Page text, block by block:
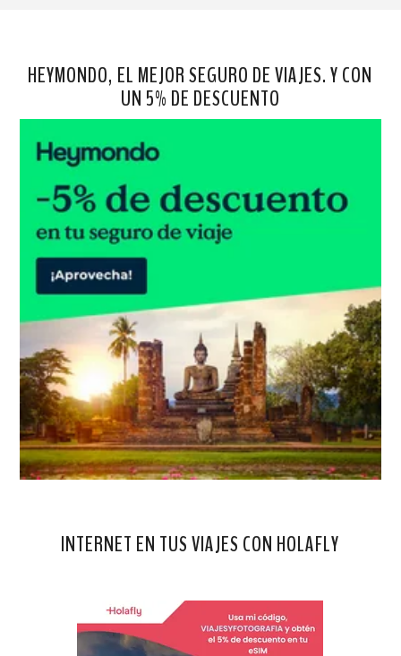
HEYMONDO, EL MEJOR SEGURO DE VIAJES. Y CON
UN 5% DE DESCUENTO
INTERNET EN TUS VIAJES CON HOLAFLY